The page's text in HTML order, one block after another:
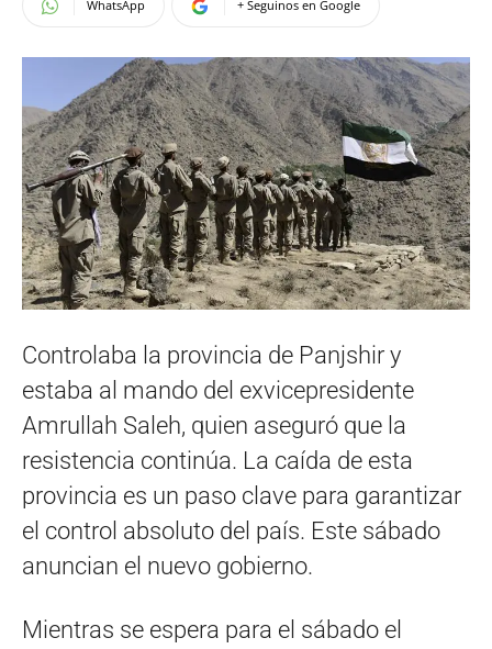
WhatsApp + Seguinos en Google
Controlaba la provincia de Panjshir y
estaba al mando del exvicepresidente
Amrullah Saleh, quien aseguró que la
resistencia continúa. La caída de esta
provincia es un paso clave para garantizar
el control absoluto del país. Este sábado
anuncian el nuevo gobierno.
Mientras se espera para el sábado el